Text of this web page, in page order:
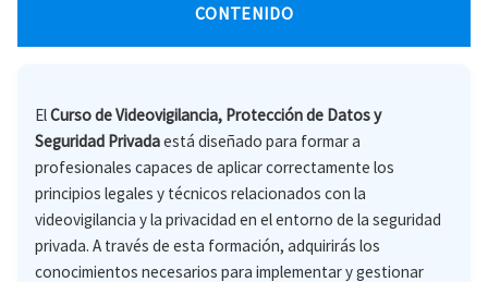
CONTENIDO
ElCurso de Videovigilancia, Protección de Datos y
Seguridad Privadaestá diseñado para formar a
profesionales capaces de aplicar correctamente los
principios legales y técnicos relacionados con la
videovigilancia y la privacidad en el entorno de la seguridad
privada. A través de esta formación, adquirirás los
conocimientos necesarios para implementar y gestionar